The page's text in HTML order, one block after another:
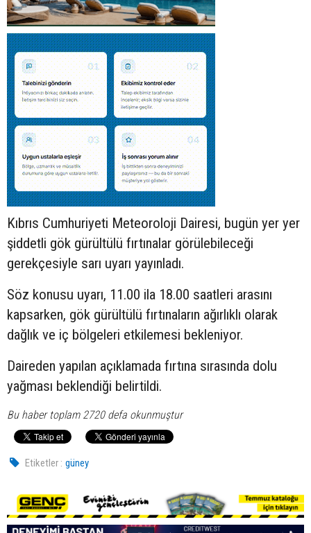
Kıbrıs Cumhuriyeti Meteoroloji Dairesi, bugün yer yer
şiddetli gök gürültülü fırtınalar görülebileceği
gerekçesiyle sarı uyarı yayınladı.
Söz konusu uyarı, 11.00 ila 18.00 saatleri arasını
kapsarken, gök gürültülü fırtınaların ağırlıklı olarak
dağlık ve iç bölgeleri etkilemesi bekleniyor.
Daireden yapılan açıklamada fırtına sırasında dolu
yağması beklendiği belirtildi.
Bu haber toplam 2720 defa okunmuştur
Etiketler : güney